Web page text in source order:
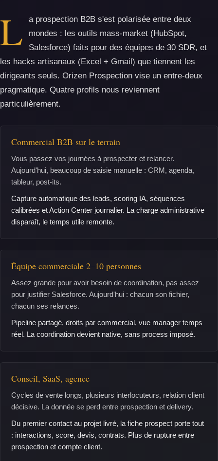
L
a prospection B2B s'est polarisée entre deux
mondes : les outils mass-market (HubSpot,
Salesforce) faits pour des équipes de 30 SDR, et
les hacks artisanaux (Excel + Gmail) que tiennent les
dirigeants seuls. Orizen Prospection vise un entre-deux
pragmatique. Quatre profils nous reviennent
particulièrement.
Commercial B2B sur le terrain
Vous passez vos journées à prospecter et relancer.
Aujourd'hui, beaucoup de saisie manuelle : CRM, agenda,
tableur, post-its.
Capture automatique des leads, scoring IA, séquences
calibrées et Action Center journalier. La charge administrative
disparaît, le temps utile remonte.
Équipe commerciale 2–10 personnes
Assez grande pour avoir besoin de coordination, pas assez
pour justifier Salesforce. Aujourd'hui : chacun son fichier,
chacun ses relances.
Pipeline partagé, droits par commercial, vue manager temps
réel. La coordination devient native, sans process imposé.
Conseil, SaaS, agence
Cycles de vente longs, plusieurs interlocuteurs, relation client
décisive. La donnée se perd entre prospection et delivery.
Du premier contact au projet livré, la fiche prospect porte tout
: interactions, score, devis, contrats. Plus de rupture entre
prospection et compte client.